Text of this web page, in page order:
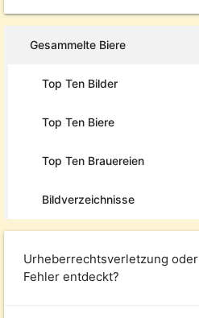
Gesammelte Biere
Top Ten Bilder
Top Ten Biere
Top Ten Brauereien
Bildverzeichnisse
Urheberrechtsverletzung oder
Fehler entdeckt?